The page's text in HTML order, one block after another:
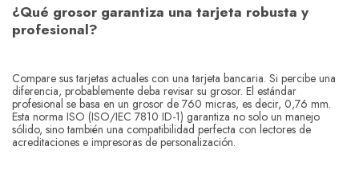
¿Qué grosor garantiza una tarjeta robusta y
profesional?
Compare sus tarjetas actuales con una tarjeta bancaria. Si percibe una
diferencia, probablemente deba revisar su grosor. El estándar
profesional se basa en un grosor de 760 micras, es decir, 0,76 mm.
Esta norma ISO (ISO/IEC 7810 ID-1) garantiza no solo un manejo
sólido, sino también una compatibilidad perfecta con lectores de
acreditaciones e impresoras de personalización.